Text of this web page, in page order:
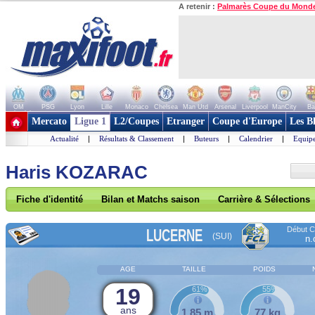
A retenir : Palmarès Coupe du
OM PSG Lyon Lille Monaco Chelsea Man Utd Arsenal Liverpool ManCity
+ de clubs
Mercato Ligue 1 L2/Coupes Etranger Coupe d'Europe Les
Actualité | Résultats & Classement | Buteurs | Calendrier |
Haris KOZARAC
Fiche d'identité Bilan et Matchs saison Carrière & Sélections
LUCERNE (SUI)
Début
AGE TAILLE POIDS
19
ans 1,85 m
61%
77 kg
55%